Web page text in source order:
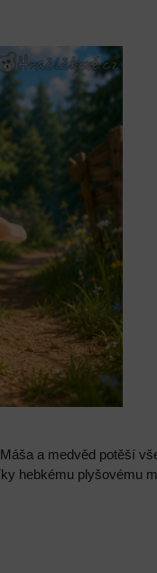
a medvěd potěší
hebkému plyšovému